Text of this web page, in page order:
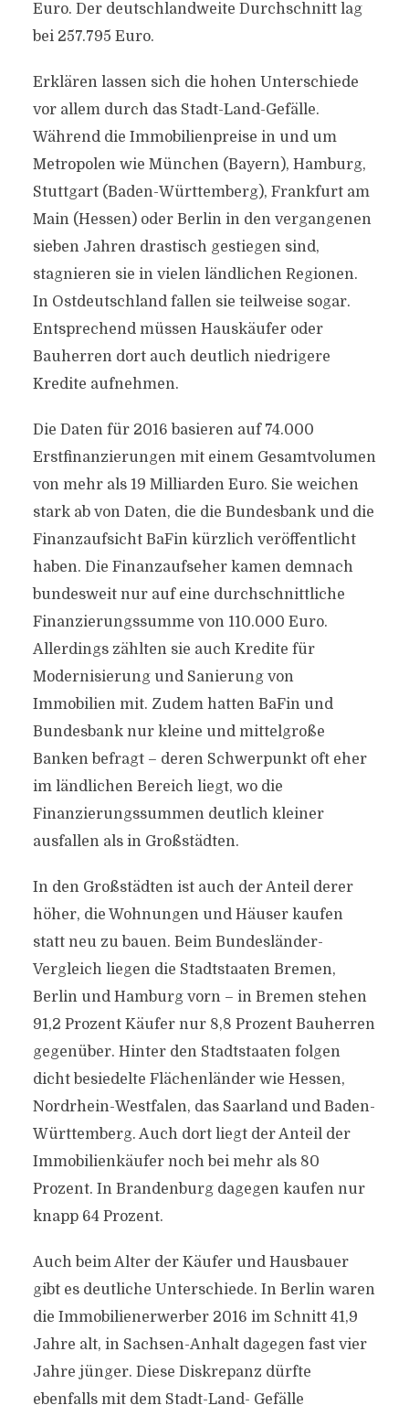
Euro. Der deutschlandweite Durchschnitt lag
bei 257.795 Euro.
Erklären lassen sich die hohen Unterschiede
vor allem durch das Stadt-Land-Gefälle.
Während die Immobilienpreise in und um
Metropolen wie München (Bayern), Hamburg,
Stuttgart (Baden-Württemberg), Frankfurt am
Main (Hessen) oder Berlin in den vergangenen
sieben Jahren drastisch gestiegen sind,
stagnieren sie in vielen ländlichen Regionen.
In Ostdeutschland fallen sie teilweise sogar.
Entsprechend müssen Hauskäufer oder
Bauherren dort auch deutlich niedrigere
Kredite aufnehmen.
Die Daten für 2016 basieren auf 74.000
Erstfinanzierungen mit einem Gesamtvolumen
von mehr als 19 Milliarden Euro. Sie weichen
stark ab von Daten, die die Bundesbank und die
Finanzaufsicht BaFin kürzlich veröffentlicht
haben. Die Finanzaufseher kamen demnach
bundesweit nur auf eine durchschnittliche
Finanzierungssumme von 110.000 Euro.
Allerdings zählten sie auch Kredite für
Modernisierung und Sanierung von
Immobilien mit. Zudem hatten BaFin und
Bundesbank nur kleine und mittelgroße
Banken befragt – deren Schwerpunkt oft eher
im ländlichen Bereich liegt, wo die
Finanzierungssummen deutlich kleiner
ausfallen als in Großstädten.
In den Großstädten ist auch der Anteil derer
höher, die Wohnungen und Häuser kaufen
statt neu zu bauen. Beim Bundesländer-
Vergleich liegen die Stadtstaaten Bremen,
Berlin und Hamburg vorn – in Bremen stehen
91,2 Prozent Käufer nur 8,8 Prozent Bauherren
gegenüber. Hinter den Stadtstaaten folgen
dicht besiedelte Flächenländer wie Hessen,
Nordrhein-Westfalen, das Saarland und Baden-
Württemberg. Auch dort liegt der Anteil der
Immobilienkäufer noch bei mehr als 80
Prozent. In Brandenburg dagegen kaufen nur
knapp 64 Prozent.
Auch beim Alter der Käufer und Hausbauer
gibt es deutliche Unterschiede. In Berlin waren
die Immobilienerwerber 2016 im Schnitt 41,9
Jahre alt, in Sachsen-Anhalt dagegen fast vier
Jahre jünger. Diese Diskrepanz dürfte
ebenfalls mit dem Stadt-Land- Gefälle